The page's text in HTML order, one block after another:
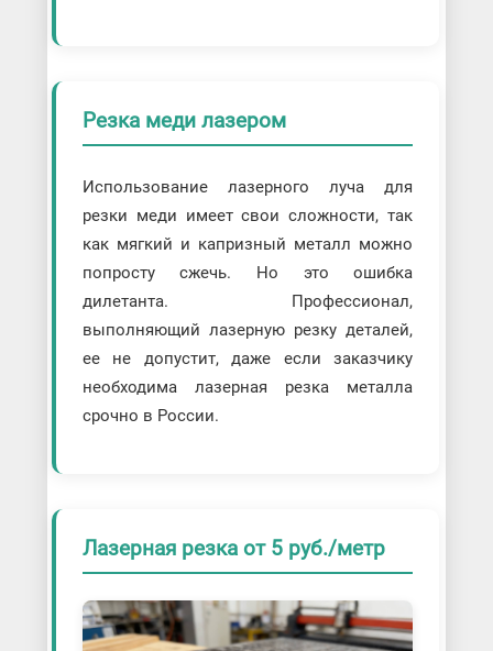
Резка меди лазером
Использование лазерного луча для
резки меди имеет свои сложности, так
как мягкий и капризный металл можно
попросту сжечь. Но это ошибка
дилетанта. Профессионал,
выполняющий лазерную резку деталей,
ее не допустит, даже если заказчику
необходима лазерная резка металла
срочно в России.
Лазерная резка от 5 руб./метр